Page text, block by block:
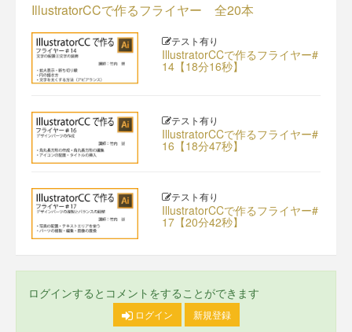
IllustratorCCで作るフライヤー 全20本
テスト有り
IllustratorCCで作るフライヤー#
14【18分16秒】
テスト有り
IllustratorCCで作るフライヤー#
16【18分47秒】
テスト有り
IllustratorCCで作るフライヤー#
17【20分42秒】
ログインするとコメントをすることができます
ログイン 新規登録